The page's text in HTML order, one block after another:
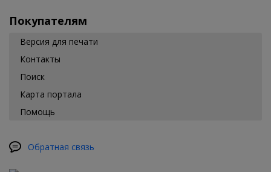
Покупателям
Версия для печати
Контакты
Поиск
Карта портала
Помощь
Обратная связь